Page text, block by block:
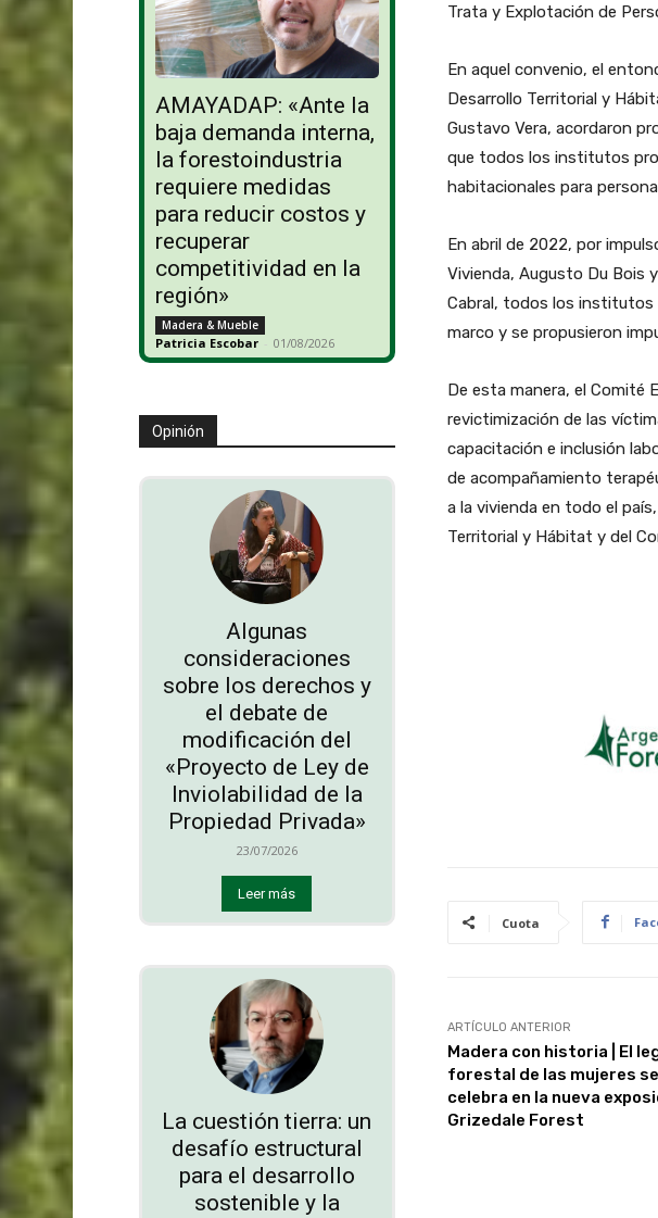
AMAYADAP: «Ante la
baja demanda interna,
la forestoindustria
requiere medidas
para reducir costos y
recuperar
competitividad en la
región»
Madera & Mueble
Patricia Escobar - 01/08/2026
Opinión
Algunas
consideraciones
sobre los derechos y
el debate de
modificación del
«Proyecto de Ley de
Inviolabilidad de la
Propiedad Privada»
23/07/2026
Leer más
La cuestión tierra: un
desafío estructural
para el desarrollo
sostenible y la
Trata y Explotación de
En aquel convenio, el
Desarrollo Territorial y
Gustavo Vera, acordaron
que todos los institutos
habitacionales para
En abril de 2022, por
Vivienda, Augusto Du Bois
Cabral, todos los institutos
marco y se propusieron
De esta manera, el Comité
revictimización de las
capacitación e inclusión
de acompañamiento
a la vivienda en todo el
Territorial y Hábitat y del
Cuota
ARTÍCULO ANTERIOR
Madera con historia | El
forestal de las mujeres se
celebra en la nueva
Grizedale Forest